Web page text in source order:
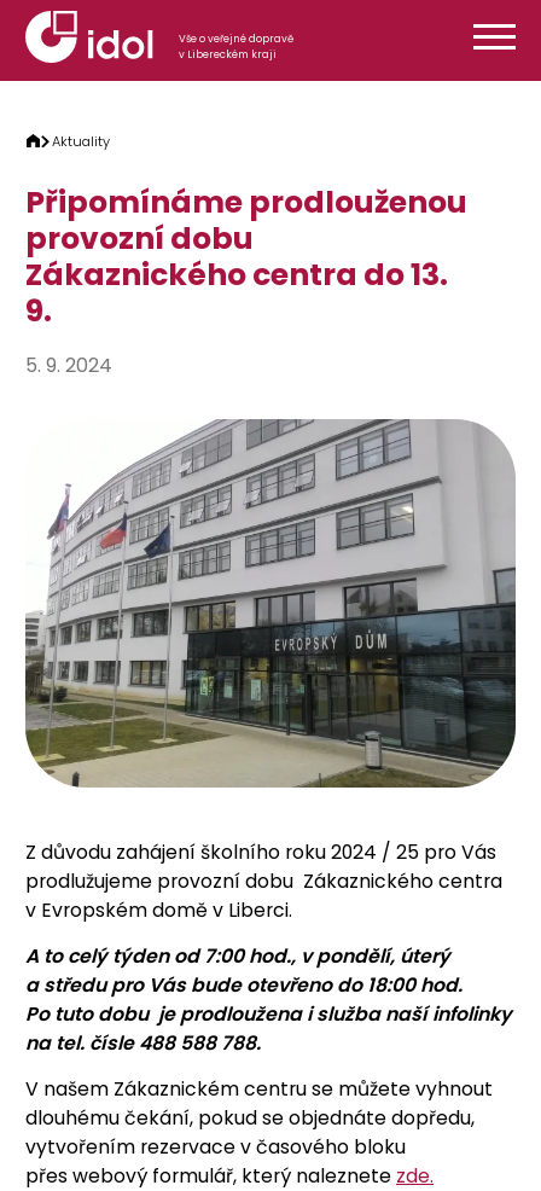
Přeskočit na obsah
Vše o veřejné dopravě
v Libereckém kraji
Aktuality
Připomínáme prodlouženou
provozní dobu
Zákaznického centra do 13.
9.
5. 9. 2024
Z důvodu zahájení školního roku 2024 / 25 pro Vás
prodlužujeme provozní dobu Zákaznického centra
v Evropském domě v Liberci.
A to celý týden od 7:00 hod., v pondělí, úterý
a středu pro Vás bude otevřeno do 18:00 hod.
Po tuto dobu je prodloužena i služba naší infolinky
na tel. čísle 488 588 788.
V našem Zákaznickém centru se můžete vyhnout
dlouhému čekání, pokud se objednáte dopředu,
vytvořením rezervace v časového bloku
přes webový formulář, který naleznete zde.